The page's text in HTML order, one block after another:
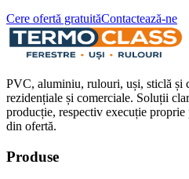
Cere ofertă gratuităContactează-ne
PVC, aluminiu, rulouri, uși, sticlă și
rezidențiale și comerciale. Soluții
producție, respectiv execuție
din ofertă.
Produse